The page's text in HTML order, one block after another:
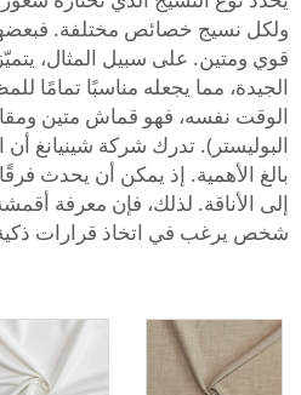
ولكل نسيج خصائص مختلفة.
قوي ومتين. على سبيل المثال،
الجيدة، مما يجعله مناسبًا تمامًا
الوقت نفسه، فهو قماش متين
البوليستر). تدرك شركة شينيانغ
بالغ الأهمية. إذ يمكن أن يحدث
إلى الأناقة. لذلك، فإن معرفة
شخص يرغب في اتخاذ قرارات